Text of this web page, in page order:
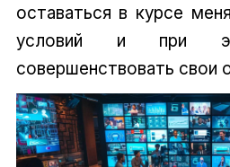
оставаться в курсе
условий и при
совершенствовать свои